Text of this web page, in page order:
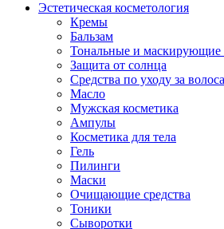
Эстетическая косметология
Кремы
Бальзам
Тональные и маскирующие
Защита от солнца
Средства по уходу за
Масло
Мужская косметика
Ампулы
Косметика для тела
Гель
Пилинги
Маски
Очищающие средства
Тоники
Сыворотки